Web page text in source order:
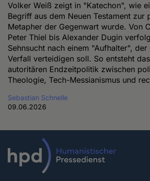
Volker Weiß zeigt in "Katechon", wie
Begriff aus dem Neuen Testament zur
Metapher der Gegenwart wurde. Von
Peter Thiel bis Alexander Dugin
Sehnsucht nach einem "Aufhalter",
Verfall verteidigen soll. So entsteht
autoritären Endzeitpolitik zwischen
Theologie, Tech-Messianismus und
Sebastian Schnelle
09.06.2026